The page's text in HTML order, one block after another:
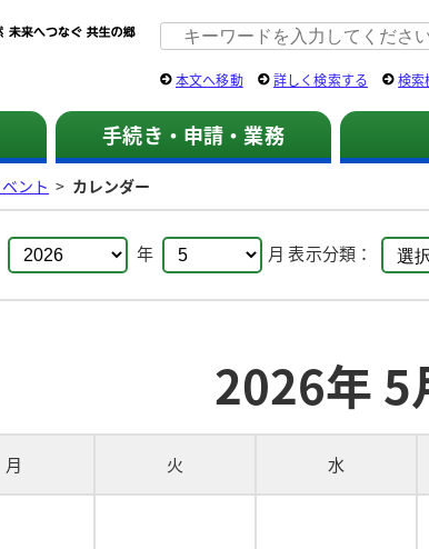
佐用町 公式ホームページ
本文へ移動 詳しく検索する 検索
手続き・申請・業務
ント > カレンダー
年 月表示分類：
2026年 5
月 火 水